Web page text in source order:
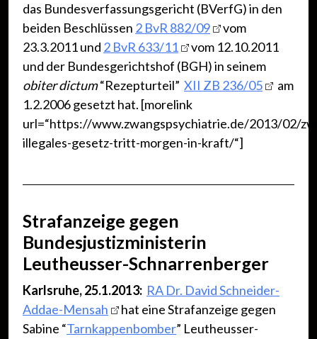
das Bundesverfassungsgericht (BVerfG) in den
beiden Beschlüssen 2 BvR 882/09
vom
23.3.2011 und 2 BvR 633/11
vom 12.10.2011
und der Bundesgerichtshof (BGH) in seinem
obiter dictum“Rezepturteil” XII ZB 236/05
am
1.2.2006 gesetzt hat. [morelink
url=“https://www.zwangspsychiatrie.de/2013/02/
illegales-gesetz-tritt-morgen-in-kraft/“]
Strafanzeige gegen
Bundesjustizministerin
Leutheusser-Schnarrenberger
Karlsruhe, 25.1.2013: RA Dr. David Schneider-
Addae-Mensah
hat eine Strafanzeige gegen
Sabine “Tarnkappenbomber” Leutheusser-